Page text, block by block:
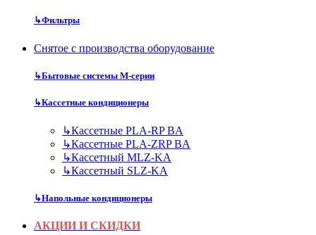
↳Фильтры
Снятое с производства оборудование
↳Бытовые системы M-серии
↳Кассетные кондиционеры
↳Кассетные PLA-RP BA
↳Кассетные PLA-ZRP BA
↳Кассетный MLZ-KA
↳Кассетный SLZ-KA
↳Напольные кондиционеры
АКЦИИ И СКИДКИ